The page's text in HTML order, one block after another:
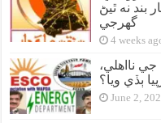
بند نه ٿيڻ
گهرجي
4 weeks
نااهلي،
June 2,